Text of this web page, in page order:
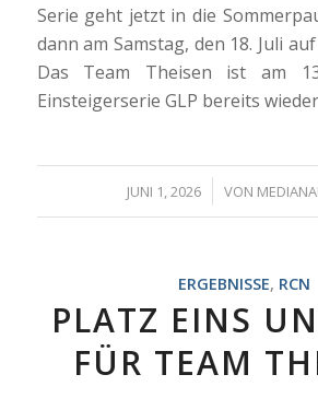
Serie geht jetzt in die
dann am Samstag, den 18. Juli
Das Team Theisen ist am
Einsteigerserie GLP bereits
JUNI 1, 2026
/ VON
ERGEBNISSE, RCN
PLATZ EINS
FÜR TEAM